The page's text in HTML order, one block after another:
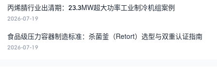
丙烯腈行业出清期：23.3MW超大功率工业制冷机组案例
2026-07-19
食品级压力容器制造标准：杀菌釜（Retort）选型与双重认证指南
2026-07-19